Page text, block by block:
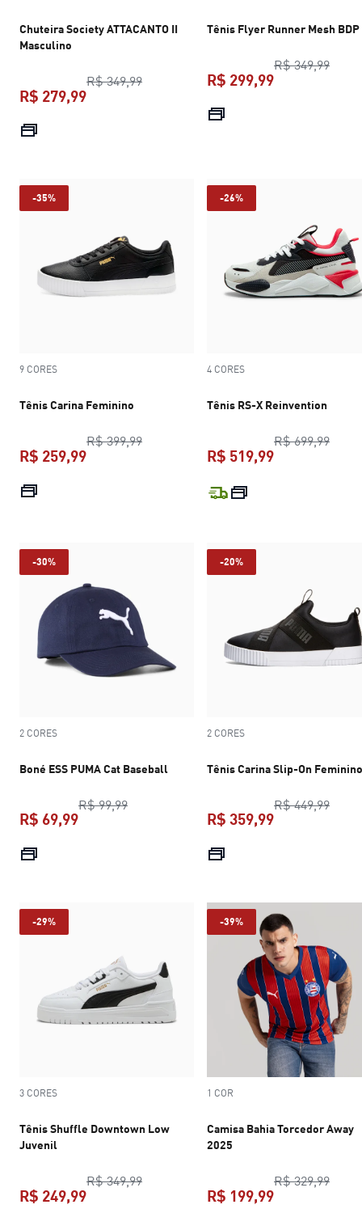
Chuteira Society ATTACANTO II
Masculino
R$ 349,99preço original R$ 349,99
R$ 279,99
Tênis Flyer Runner Mesh BDP
R$ 349,99
R$ 299,99
-35%
9 CORES
Tênis Carina Feminino
R$ 399,99preço original R$ 399,99
R$ 259,99
preço atual R$ 259,99
-26%
4 CORES
Tênis RS-X Reinvention
R$ 699,99
R$ 519,99
-30%
2 CORES
Boné ESS PUMA Cat Baseball
R$ 99,99preço original R$ 99,99
R$ 69,99
-20%
2 CORES
Tênis Carina Slip-On Feminino
R$ 449,99
R$ 359,99
-29%
3 CORES
Tênis Shuffle Downtown Low
Juvenil
R$ 349,99preço original R$ 349,99
R$ 249,99
-39%
1 COR
Camisa Bahia Torcedor Away
2025
R$ 329,99
R$ 199,99